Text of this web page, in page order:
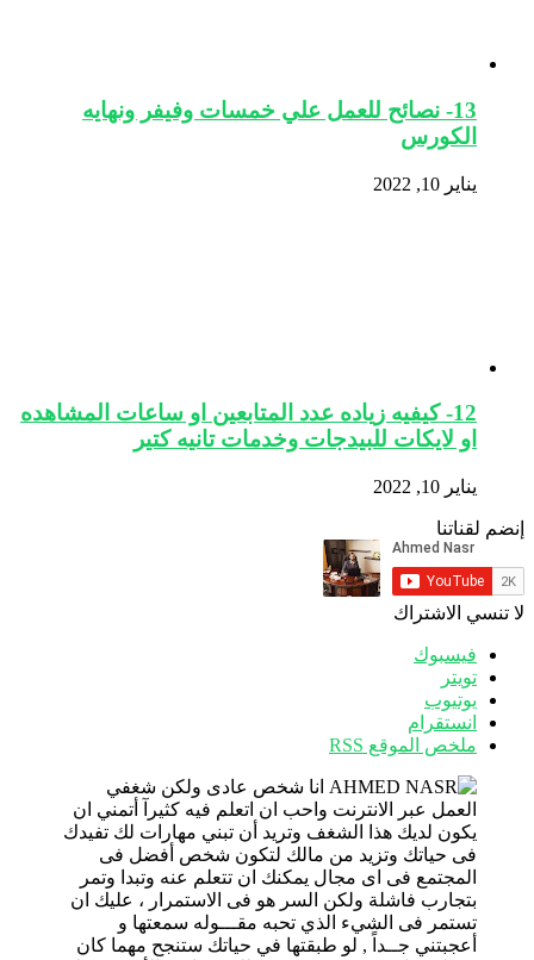
13- نصائح للعمل علي خمسات وفيفر ونهايه
الكورس
يناير 10, 2022
12- كيفيه زياده عدد المتابعين او ساعات المشاهده
او لايكات للبيدجات وخدمات تانيه كتير
يناير 10, 2022
إنضم لقناتنا
لا تنسي الاشتراك
فيسبوك
تويتر
يوتيوب
انستقرام
ملخص الموقع RSS